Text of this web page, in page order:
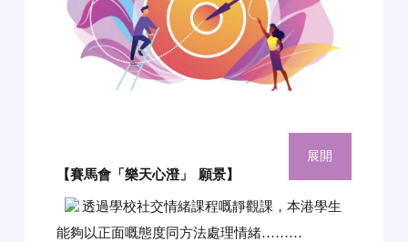
【賽馬會「樂天心澄」 願景】
透過學校社交情緒課程嘅靜觀課，本港學生
能夠以正面嘅態度同方法處理情緒………
展開